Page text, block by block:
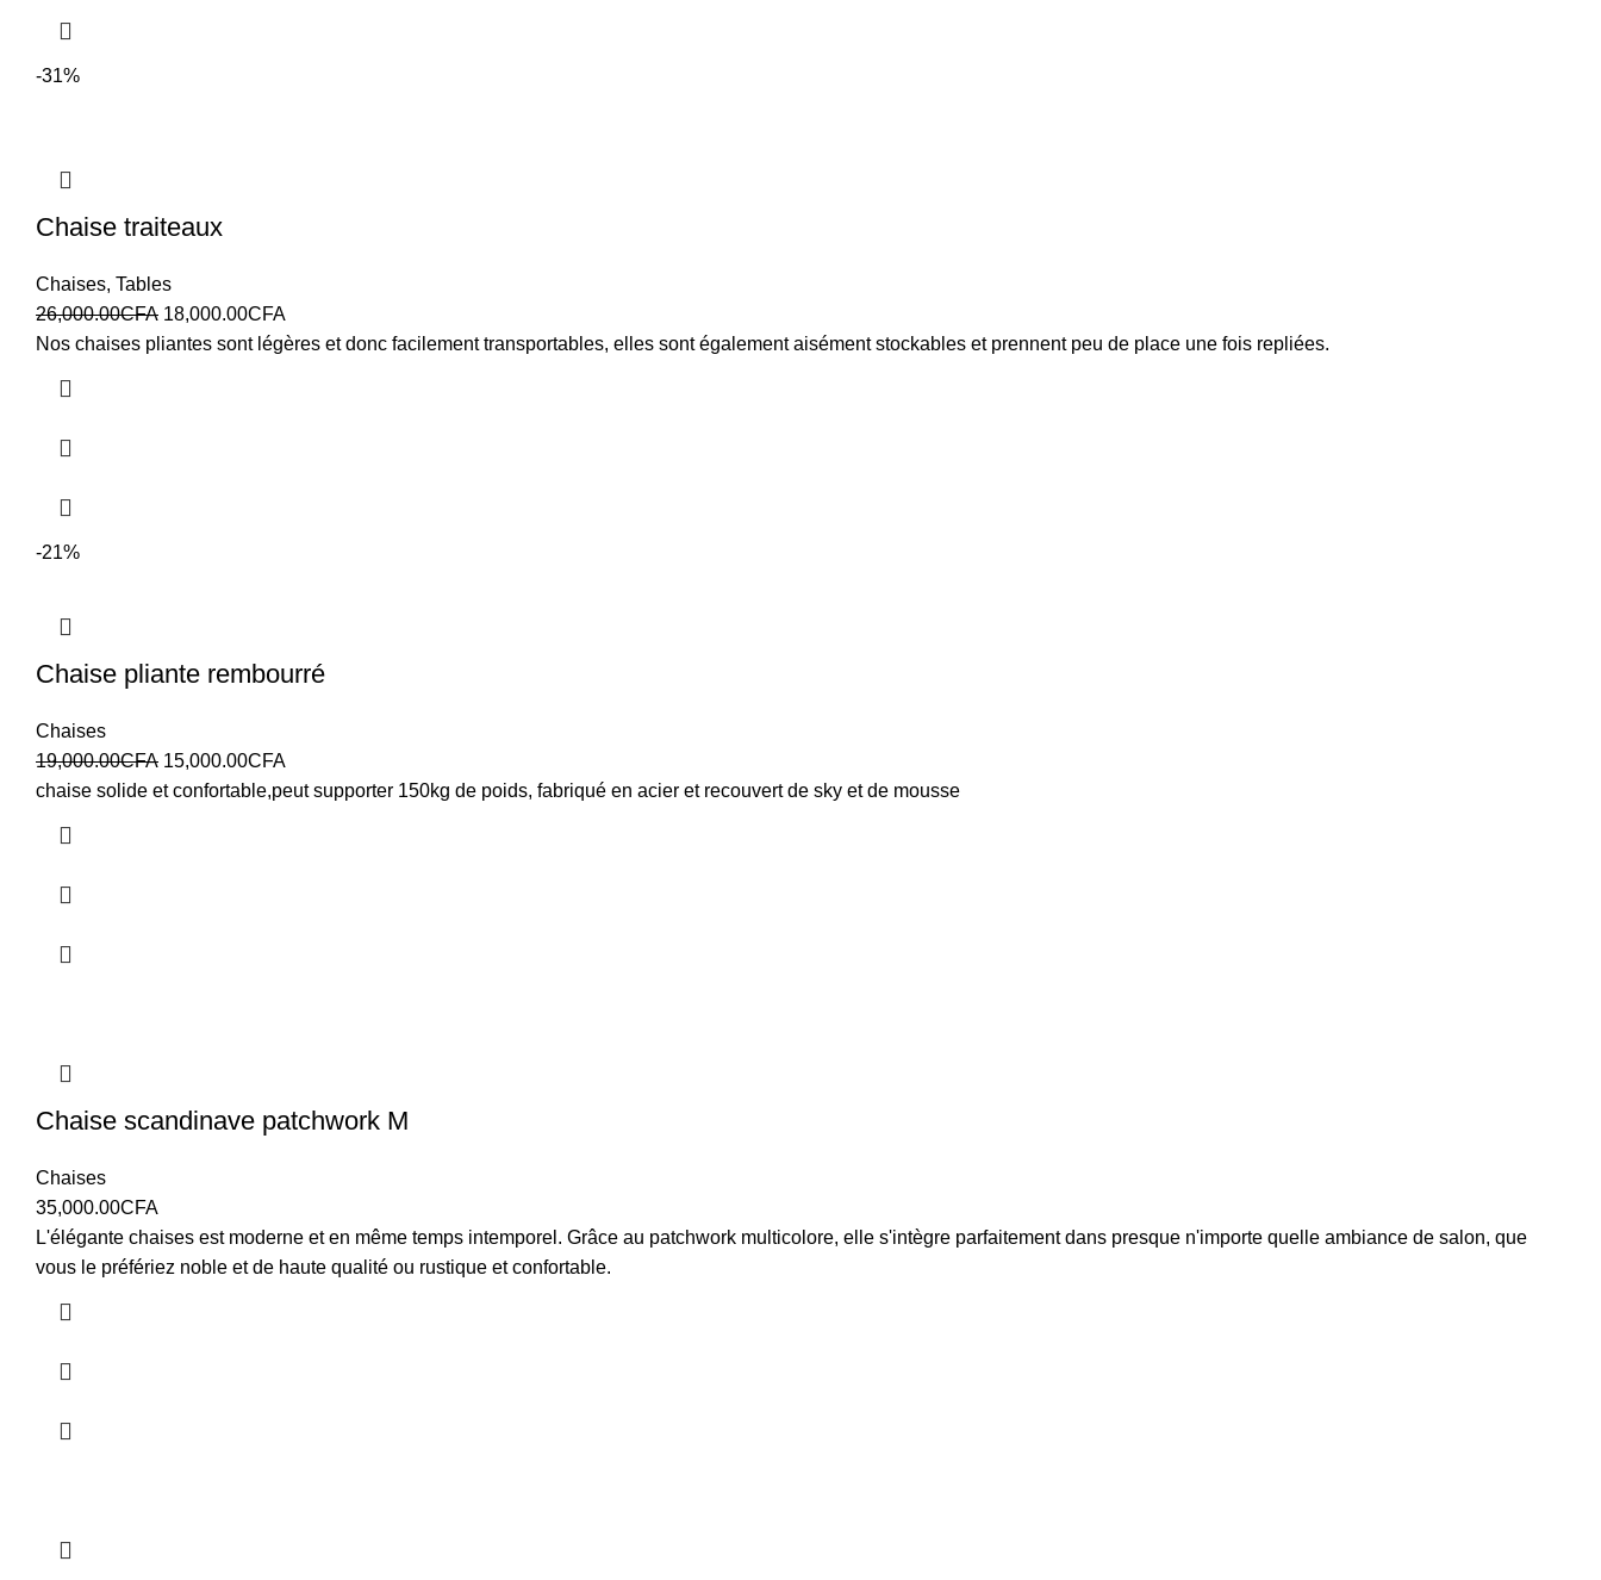
-31%
Chaise traiteaux
Chaises, Tables
26,000.00CFA 18,000.00CFA
Nos chaises pliantes sont légères et donc facilement transportables, elles sont également aisément stockables et prennent peu de place une fois repliées.
-21%
Chaise pliante rembourré
Chaises
19,000.00CFA 15,000.00CFA
chaise solide et confortable,peut supporter 150kg de poids, fabriqué en acier et recouvert de sky et de mousse
Chaise scandinave patchwork M
Chaises
35,000.00CFA
L'élégante chaises est moderne et en même temps intemporel. Grâce au patchwork multicolore, elle s'intègre parfaitement dans presque n'importe quelle ambiance de salon, que
vous le préfériez noble et de haute qualité ou rustique et confortable.